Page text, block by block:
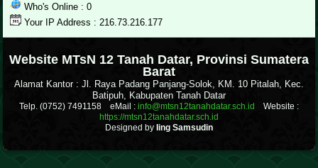
Who's Online : 0
Your IP Address : 216.73.216.177
Website MTsN 12 Tanah Datar, Provinsi Sumatera
Barat
Alamat Kantor : Jl. Raya Padang Panjang-Solok, KM. 10 Pitalah, Kec.
Batipuh, Kabupaten Tanah Datar
Telp. (0752) 7491158 eMail : info@mtsn12tanahdatar.sch.id
Website :
https://mtsn12tanahdatar.sch.id
Designed by Iing Samsudin